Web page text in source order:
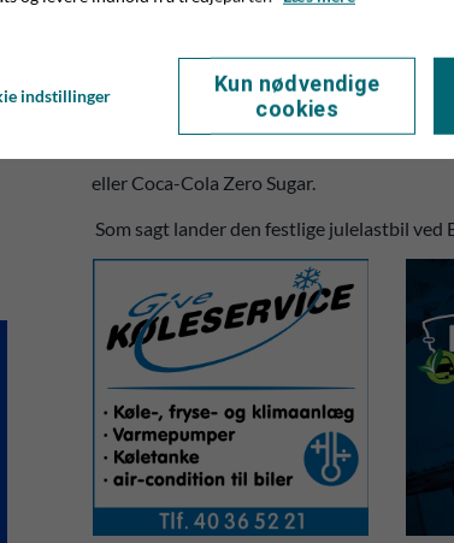
Besøg julelastbilen og doner til Røde Kors’
I år bringer julelastbilen på nye produkter,
købe en Coca-Cola julesweater og
Hele overskuddet fra salget går ubeskåret
kunne donere direkte via deres telefoner.
eller Coca-Cola Zero Sugar.
Som sagt lander den festlige julelastbil ved
indstillinger
Kun nødvendige
cookies